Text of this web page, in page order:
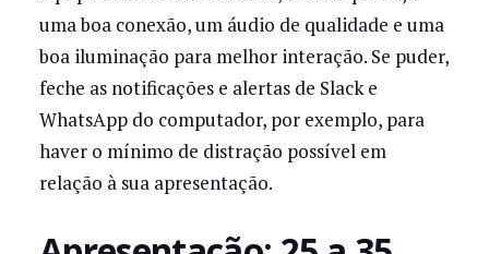
uma boa conexão, um áudio de qualidade e uma
boa iluminação para melhor interação. Se puder,
feche as notificações e alertas de Slack e
WhatsApp do computador, por exemplo, para
haver o mínimo de distração possível em
relação à sua apresentação.